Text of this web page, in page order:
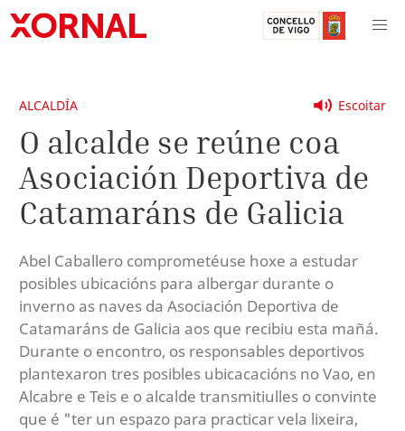
Escoitar
ALCALDÍA
O alcalde se reúne coa
Asociación Deportiva de
Catamaráns de Galicia
Abel Caballero comprometéuse hoxe a estudar
posibles ubicacións para albergar durante o
inverno as naves da Asociación Deportiva de
Catamaráns de Galicia aos que recibiu esta mañá.
Durante o encontro, os responsables deportivos
plantexaron tres posibles ubicacacións no Vao, en
Alcabre e Teis e o alcalde transmitiulles o convinte
que é "ter un espazo para practicar vela lixeira,